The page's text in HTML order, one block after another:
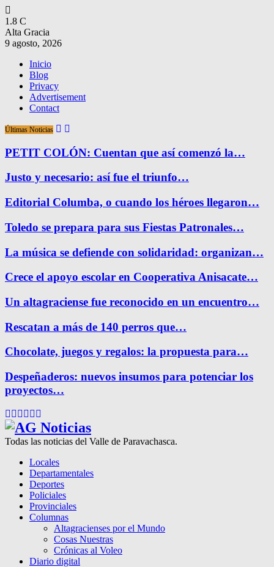
1.8 C
Alta Gracia
9 agosto, 2026
Inicio
Blog
Privacy
Advertisement
Contact
Últimas Noticias
PETIT COLÓN: Cuentan que así comenzó la…
Justo y necesario: así fue el triunfo…
Editorial Columba, o cuando los héroes llegaron…
Toledo se prepara para sus Fiestas Patronales…
La música se defiende con solidaridad: organizan…
Crece el apoyo escolar en Cooperativa Anisacate…
Un altagraciense fue reconocido en un encuentro…
Rescatan a más de 140 perros que…
Chocolate, juegos y regalos: la propuesta para…
Despeñaderos: nuevos insumos para potenciar los
proyectos…
Facebook
Twitter
Instagram
Pinterest
Google
Todas las noticias del Valle de Paravachasca.
Locales
Departamentales
Deportes
Policiales
Provinciales
Columnas
Altagracienses por el Mundo
Cosas Nuestras
Crónicas al Voleo
Diario digital